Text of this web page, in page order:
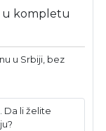
u kompletu
u Srbiji, bez
. Da li želite